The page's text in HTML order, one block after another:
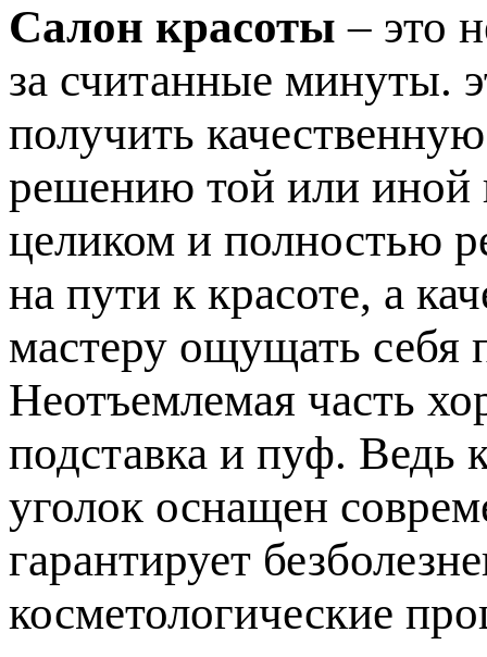
Салон красоты – это
за считанные минуты.
получить
решению той или иной
целиком и полностью
на пути к красоте, а
мастеру ощущать себя
Неотъемлемая часть
подставка и пуф. Ведь
уголок оснащен
гарантирует
косметологические